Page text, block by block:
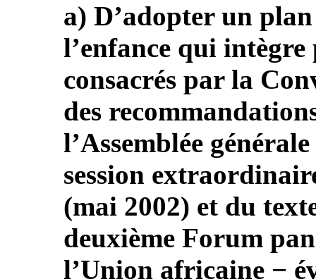
a) D’adopter un
l’enfance qui
consacrés par la
des
l’Assemblée
session
(mai 2002) et du
deuxième Forum
l’Union africaine −